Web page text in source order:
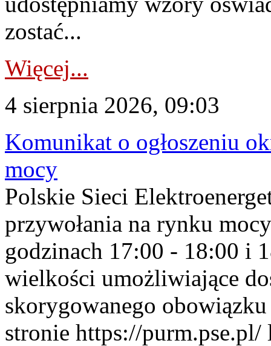
zostać...
Więcej...
4 sierpnia 2026, 09:03
Komunikat o ogłoszeniu
mocy
Polskie Sieci
przywołania na rynku
godzinach 17:00 - 18:00 i
wielkości umożliwiające
skorygowanego
stronie https://